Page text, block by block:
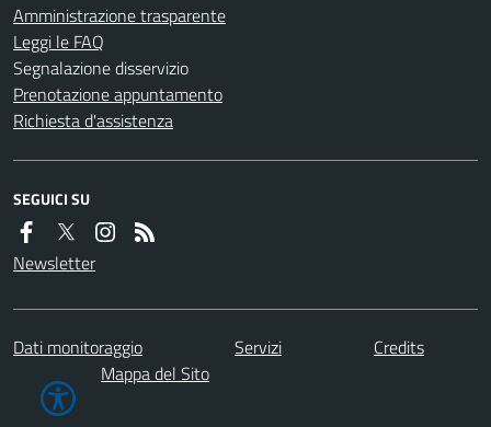
Amministrazione trasparente
Leggi le FAQ
Segnalazione disservizio
Prenotazione appuntamento
Richiesta d'assistenza
SEGUICI SU
Newsletter
Dati monitoraggio Servizi
Credits
Mappa del Sito